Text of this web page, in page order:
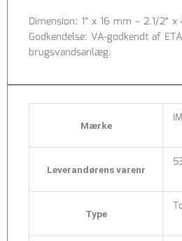
Dimension: 1″ x 16 mm – 2.1/2″
Godkendelse: VA-godkendt af
brugsvandsanlæg.
Mærke
Leverandørens varenr
Type